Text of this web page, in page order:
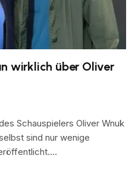
wirklich über Oliver
Schauspielers Oliver Wnuk
sind nur wenige